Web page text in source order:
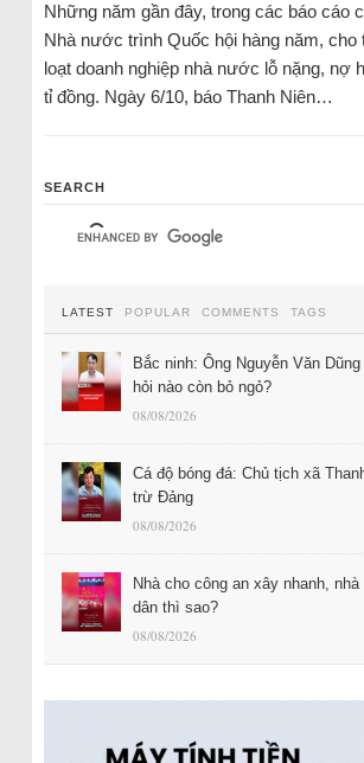
Những năm gần đây, trong các báo cáo
Nhà nước trình Quốc hội hàng năm, cho
loạt doanh nghiệp nhà nước lỗ nặng, nợ
tỉ đồng. Ngày 6/10, báo Thanh Niên…
SEARCH
LATEST POPULAR COMMENTS TAGS
Bắc ninh: Ông Nguyễn Văn
hỏi nào còn bỏ ngỏ?
08/08/2026
Cá độ bóng đá: Chủ tịch xã
trừ Đảng
08/08/2026
Nhà cho công an xây nhanh,
dân thì sao?
08/08/2026